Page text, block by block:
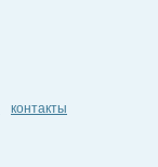
контакты